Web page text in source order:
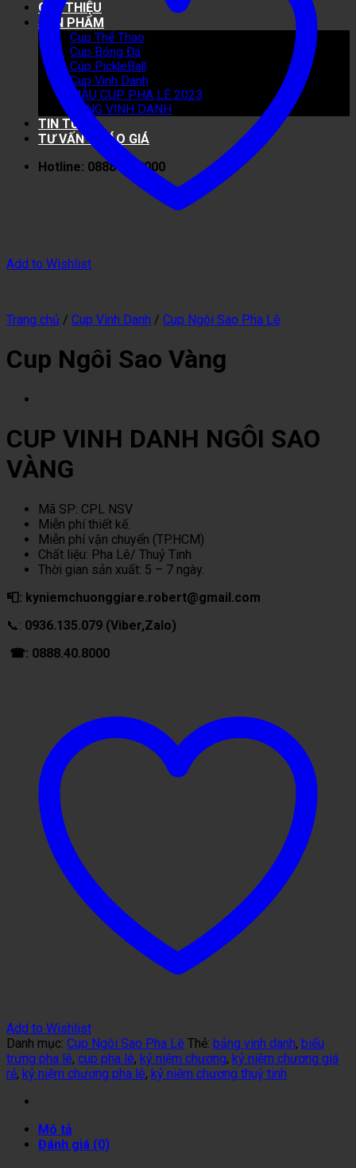
GIỚI THIỆU
SẢN PHẨM
Cup Thể Thao
Cup Bóng Đá
Cúp PickleBall
Cup Vinh Danh
MẪU CUP PHA LÊ 2023
BẢNG VINH DANH
TIN TỨC
TƯ VẤN & BÁO GIÁ
Hotline: 0888 40 8000
Add to Wishlist
Trang chủ / Cup Vinh Danh / Cup Ngôi Sao Pha Lê
Cup Ngôi Sao Vàng
CUP VINH DANH NGÔI SAO
VÀNG
Mã SP: CPL NSV
Miễn phí thiết kế.
Miễn phí vận chuyển (TP.HCM)
Chất liệu: Pha Lê/ Thuỷ Tinh
Thời gian sản xuất: 5 – 7 ngày.
📮: kyniemchuonggiare.robert@gmail.com
📞: 0936.135.079 (Viber,Zalo)
☎: 0888.40.8000
Add to Wishlist
Danh mục: Cup Ngôi Sao Pha Lê Thẻ: bảng vinh danh, biểu
trưng pha lê, cup pha lê, kỷ niệm chương, kỷ niệm chương giá
rẻ, kỷ niệm chương pha lê, kỷ niệm chương thuỷ tinh
Mô tả
Đánh giá (0)